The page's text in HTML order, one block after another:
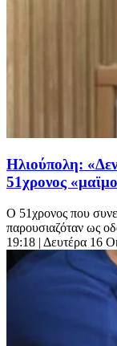
Ηλιούπολη:
51χρονος
Ο 51χρονος που
παρουσιαζόταν ως
19:18 | Δευτέρα 16